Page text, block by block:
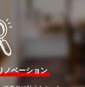
ノベーション